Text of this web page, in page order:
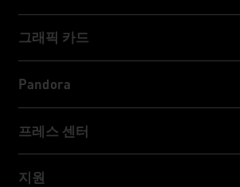
회사소개
그래픽 카드
GeForce RTX™ 40 Series
GeForce RTX™ 30 Series
Pandora
NVIDIA Jetson Orin™ Nano Super
프레스 센터
지원